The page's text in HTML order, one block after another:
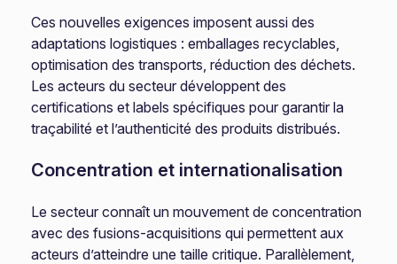
Ces nouvelles exigences imposent aussi des
adaptations logistiques : emballages recyclables,
optimisation des transports, réduction des déchets.
Les acteurs du secteur développent des
certifications et labels spécifiques pour garantir la
traçabilité et l’authenticité des produits distribués.
Concentration et internationalisation
Le secteur connaît un mouvement de concentration
avec des fusions-acquisitions qui permettent aux
acteurs d’atteindre une taille critique. Parallèlement,